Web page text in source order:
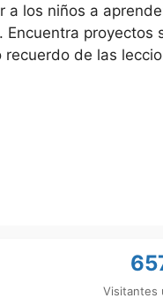
los niños a
proyectos
de las
Visitantes